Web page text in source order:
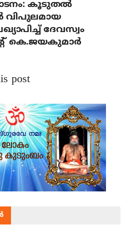
കൂടുതല്‍
വിപുലമായ
ദേവസ്വം
കെ.ജയകുമാര്‍
post